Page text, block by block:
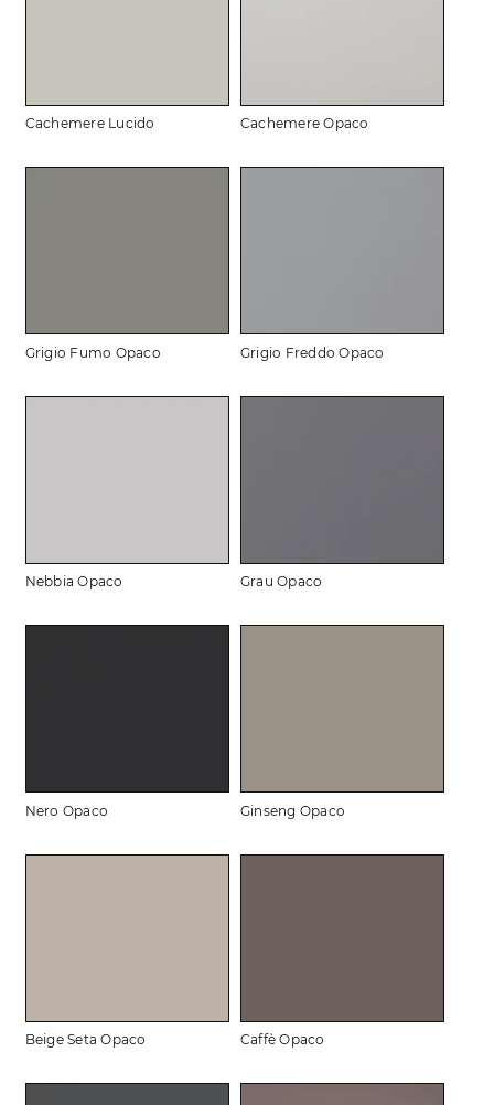
Cachemere Lucido Cachemere Opaco
Grigio Fumo Opaco Grigio Freddo Opaco
Nebbia Opaco Grau Opaco
Nero Opaco Ginseng Opaco
Beige Seta Opaco Caffè Opaco